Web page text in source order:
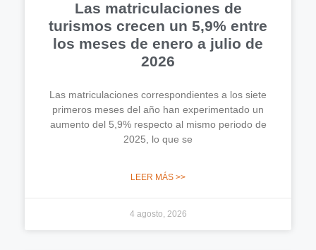
Las matriculaciones de
turismos crecen un 5,9% entre
los meses de enero a julio de
2026
Las matriculaciones correspondientes a los siete
primeros meses del año han experimentado un
aumento del 5,9% respecto al mismo periodo de
2025, lo que se
LEER MÁS >>
4 agosto, 2026